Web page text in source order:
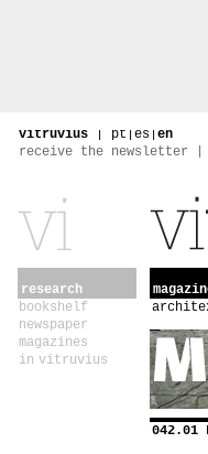
vitruvius | pt | es | en
receive the newsletter
research
bookshelf
newspaper
magazines
in vitruvius
042.01